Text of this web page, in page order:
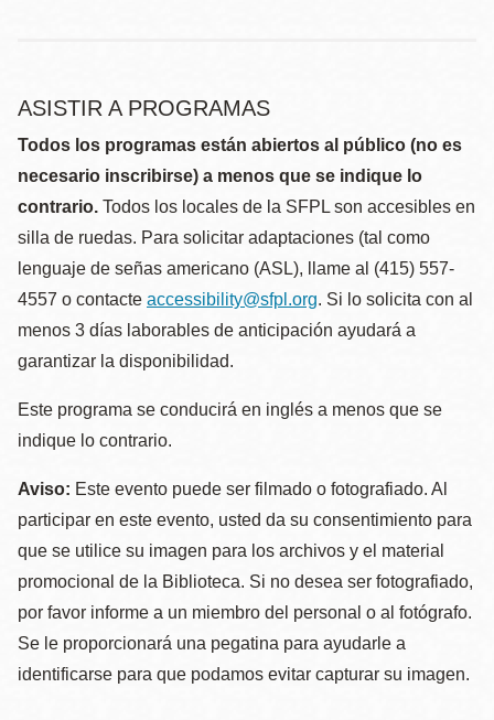
ASISTIR A PROGRAMAS
Todos los programas están abiertos al público (no es
necesario inscribirse) a menos que se indique lo
contrario. Todos los locales de la SFPL son accesibles en
silla de ruedas. Para solicitar adaptaciones (tal como
lenguaje de señas americano (ASL), llame al (415) 557-
4557 o contacte accessibility@sfpl.org. Si lo solicita con al
menos 3 días laborables de anticipación ayudará a
garantizar la disponibilidad.
Este programa se conducirá en inglés a menos que se
indique lo contrario.
Aviso: Este evento puede ser filmado o fotografiado. Al
participar en este evento, usted da su consentimiento para
que se utilice su imagen para los archivos y el material
promocional de la Biblioteca. Si no desea ser fotografiado,
por favor informe a un miembro del personal o al fotógrafo.
Se le proporcionará una pegatina para ayudarle a
identificarse para que podamos evitar capturar su imagen.